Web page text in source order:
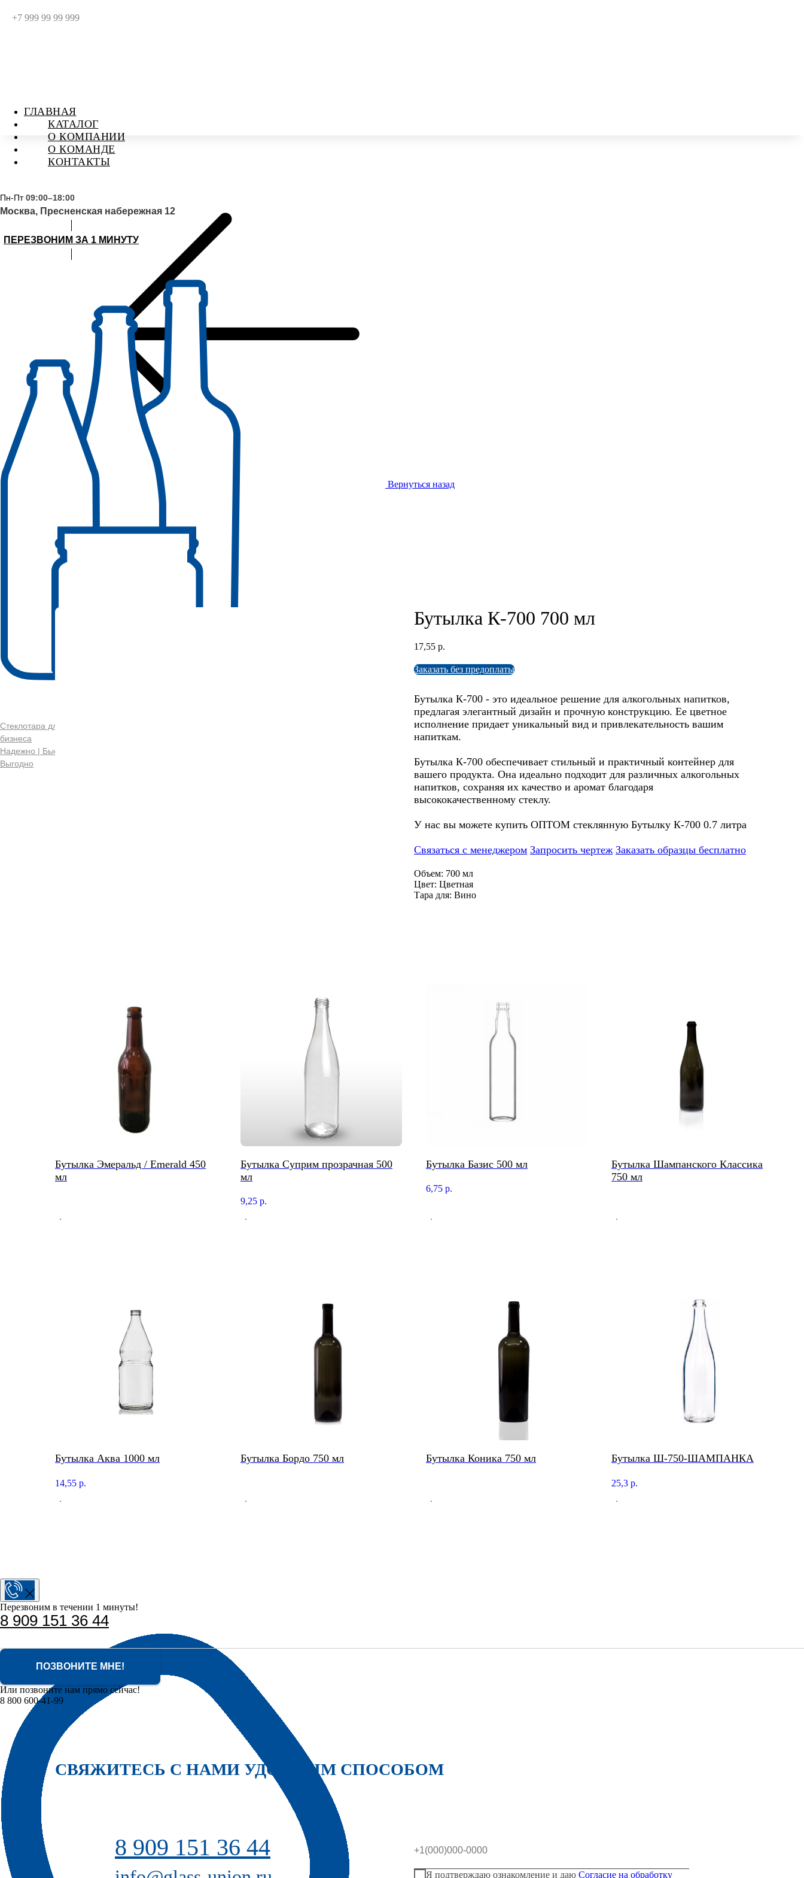
Пн-Пт09:00–18:00
Москва, Пресненская набережная 12
ПЕРЕЗВОНИМ ЗА 1 МИНУТУ
Стеклотара для
бизнеса
Надежно | Быстро |
Выгодно
8 909 151 36 44
ГЛАВНАЯ
КАТАЛОГ
О КОМПАНИИ
О КОМАНДЕ
КОНТАКТЫ
Вернуться назад
Бутылка К-700 700 мл
17,55 р.
Заказать без предоплаты
Бутылка К-700 - это идеальное решение для алкогольных напитков,
предлагая элегантный дизайн и прочную конструкцию. Ее цветное
исполнение придает уникальный вид и привлекательность вашим
напиткам.
Бутылка К-700 обеспечивает стильный и практичный контейнер для
вашего продукта. Она идеально подходит для различных алкогольных
напитков, сохраняя их качество и аромат благодаря
высококачественному стеклу.
У нас вы можете купить ОПТОМ стеклянную Бутылку К-700 0.7 литра
Связаться с менеджером Запросить чертеж Заказать образцы бесплатно
Объем: 700 мл
Цвет: Цветная
Тара для: Вино
Бутылка Эмеральд / Emerald 450
мл
Бутылка Суприм прозрачная 500
мл
9,25 р.
Бутылка Базис 500 мл
6,75 р.
Бутылка Шампанского Классика
750 мл
Бутылка Аква 1000 мл
14,55 р.
Бутылка Бордо 750 мл Бутылка Коника 750 мл Бутылка Ш-750-ШАМПАНКА
25,3 р.
Перезвоним в течении 1 минуты!
+7 999 99 99 999
ПОЗВОНИТЕ МНЕ!
Или позвоните нам прямо сейчас!
8 800 600-41-99
СВЯЖИТЕСЬ С НАМИ УДОБНЫМ СПОСОБОМ
8 909 151 36 44
Я подтверждаю ознакомление и даю Согласие на обработку